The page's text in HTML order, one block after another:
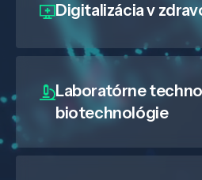
Digitalizáciav
Laboratórne
biotechnológie